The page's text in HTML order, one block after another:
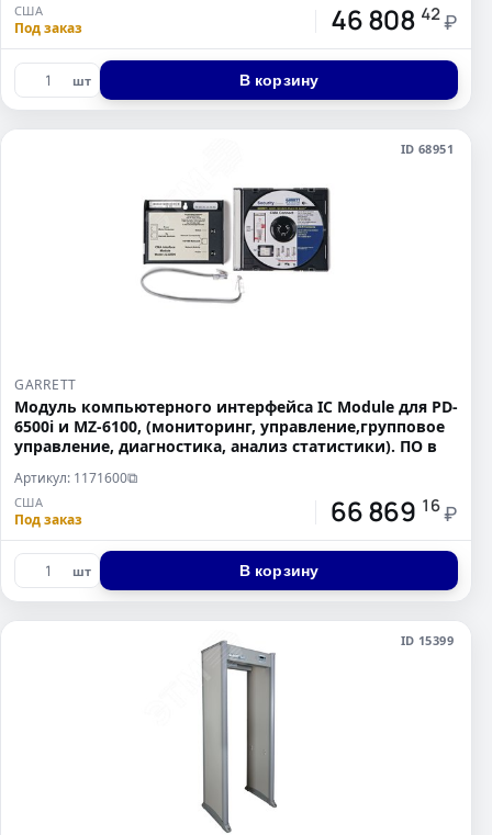
США
Под заказ 46 808 42 ₽
шт В корзину
ID 68951
GARRETT
Модуль компьютерного интерфейса IC Module для PD-
6500i и MZ-6100, (мониторинг, управление,групповое
управление, диагностика, анализ статистики). ПО в
Артикул: 1171600⧉
США
Под заказ 66 869 16 ₽
шт В корзину
ID 15399